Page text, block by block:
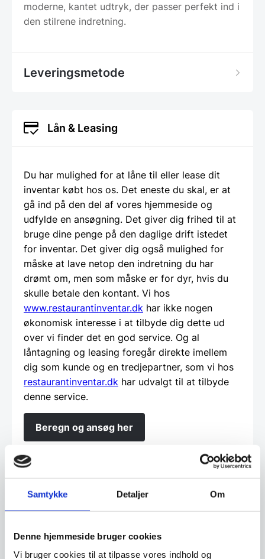
Samtykke Detaljer Om
Denne hjemmeside bruger cookies
Vi bruger cookies til at tilpasse vores indhold og
moderne, kantet udtryk, der passer perfekt ind i
den stilrene indretning.
Leveringsmetode
Lån & Leasing
Du har mulighed for at låne til eller lease dit
inventar købt hos os. Det eneste du skal, er at
gå ind på den del af vores hjemmeside og
udfylde en ansøgning. Det giver dig frihed til at
bruge dine penge på den daglige drift istedet
for inventar. Det giver dig også mulighed for
måske at lave netop den indretning du har
drømt om, men som måske er for dyr, hvis du
skulle betale den kontant. Vi hos
www.restaurantinventar.dk har ikke nogen
økonomisk interesse i at tilbyde dig dette ud
over vi finder det en god service. Og al
låntagning og leasing foregår direkte imellem
dig som kunde og en tredjepartner, som vi hos
restaurantinventar.dk har udvalgt til at tilbyde
denne service.
Beregn og ansøg her
Relaterede varer